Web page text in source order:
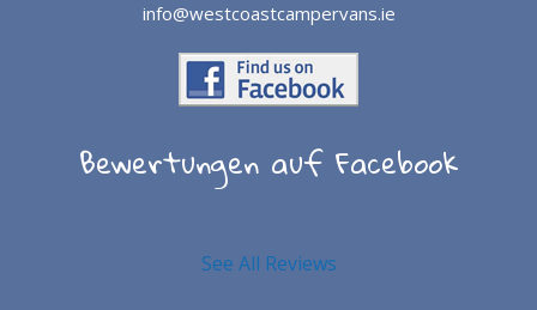
info@westcoastcampervans.ie
Bewertungen auf Facebook
See All Reviews